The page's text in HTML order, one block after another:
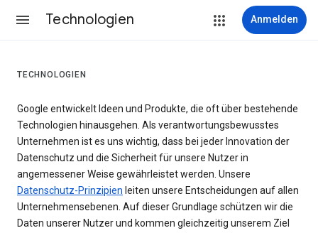
Technologien Anmelden
TECHNOLOGIEN
Google entwickelt Ideen und Produkte, die oft über bestehende
Technologien hinausgehen. Als verantwortungsbewusstes
Unternehmen ist es uns wichtig, dass bei jeder Innovation der
Datenschutz und die Sicherheit für unsere Nutzer in
angemessener Weise gewährleistet werden. Unsere
Datenschutz-Prinzipien leiten unsere Entscheidungen auf allen
Unternehmensebenen. Auf dieser Grundlage schützen wir die
Daten unserer Nutzer und kommen gleichzeitig unserem Ziel